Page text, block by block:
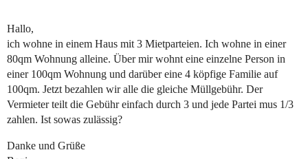
Hallo,
ich wohne in einem Haus mit 3 Mietparteien. Ich wohne in einer
80qm Wohnung alleine. Über mir wohnt eine einzelne Person in
einer 100qm Wohnung und darüber eine 4 köpfige Familie auf
100qm. Jetzt bezahlen wir alle die gleiche Müllgebühr. Der
Vermieter teilt die Gebühr einfach durch 3 und jede Partei mus 1/3
zahlen. Ist sowas zulässig?
Danke und Grüße